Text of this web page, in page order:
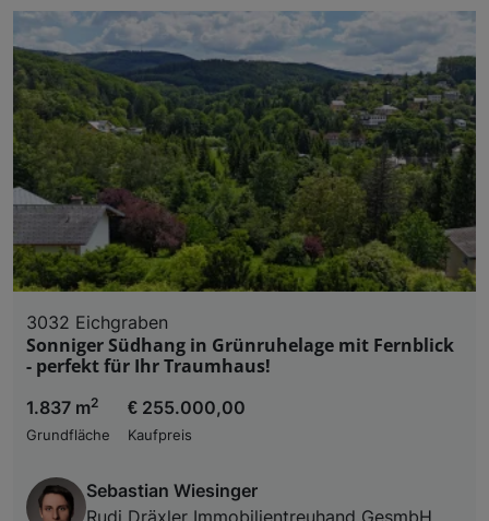
3032 Eichgraben
Sonniger Südhang in Grünruhelage mit Fernblick
- perfekt für Ihr Traumhaus!
1.837 m2
Grundfläche
€ 255.000,00
Kaufpreis
Sebastian Wiesinger
Rudi Dräxler Immobilientreuhand GesmbH